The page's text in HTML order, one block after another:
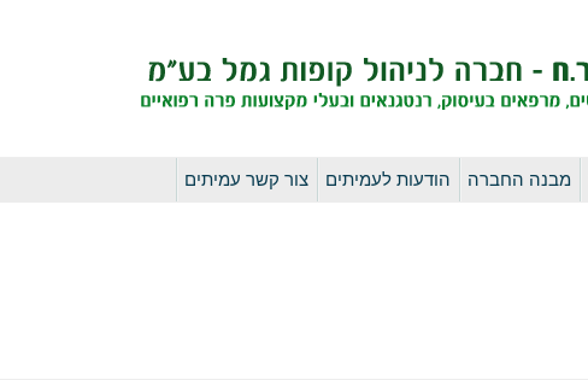
לדלג
מבנה החברה הודעות לעמיתים צור קשר עמיתים